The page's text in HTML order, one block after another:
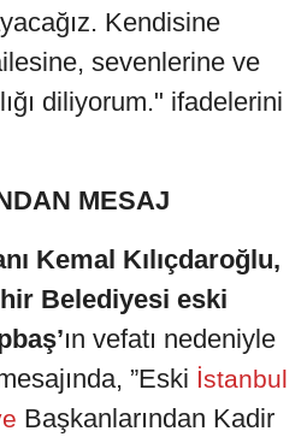
Kendisine
sevenlerine ve
diliyorum." ifadelerini
MESAJ
Kemal Kılıçdaroğlu,
Belediyesi eski
ın vefatı nedeniyle
”Eski İstanbul
Başkanlarından Kadir